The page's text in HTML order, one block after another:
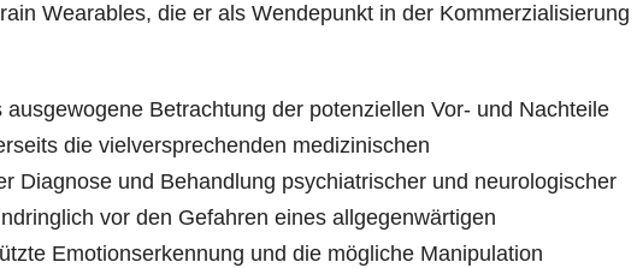
Wearables, die er als Wendepunkt in der Kommerzialisierung
Betrachtung der potenziellen Vor- und Nachteile
die vielversprechenden medizinischen
Diagnose und Behandlung psychiatrischer und neurologischer
vor den Gefahren eines allgegenwärtigen
Emotionserkennung und die mögliche Manipulation